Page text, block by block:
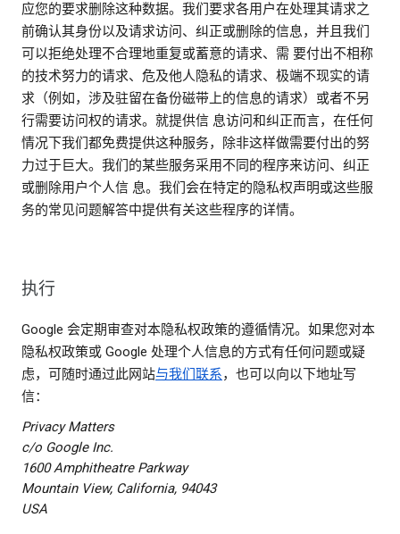
应您的要求删除这种数据。我们要求各用户在处理其请求之
前确认其身份以及请求访问、纠正或删除的信息，并且我们
可以拒绝处理不合理地重复或蓄意的请求、需 要付出不相称
的技术努力的请求、危及他人隐私的请求、极端不现实的请
求（例如，涉及驻留在备份磁带上的信息的请求）或者不另
行需要访问权的请求。就提供信 息访问和纠正而言，在任何
情况下我们都免费提供这种服务，除非这样做需要付出的努
力过于巨大。我们的某些服务采用不同的程序来访问、纠正
或删除用户个人信 息。我们会在特定的隐私权声明或这些服
务的常见问题解答中提供有关这些程序的详情。
执行
Google 会定期审查对本隐私权政策的遵循情况。如果您对本
隐私权政策或 Google 处理个人信息的方式有任何问题或疑
虑，可随时通过此网站与我们联系，也可以向以下地址写
信：
Privacy Matters
c/o Google Inc.
1600 Amphitheatre Parkway
Mountain View, California, 94043
USA